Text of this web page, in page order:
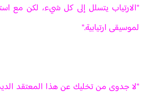
"الارتياب يتسلل إلى كل شيء، لكن مع
لموسيقى ارتيابية."
"لا جدوى من تخليك عن هذا المعتقد